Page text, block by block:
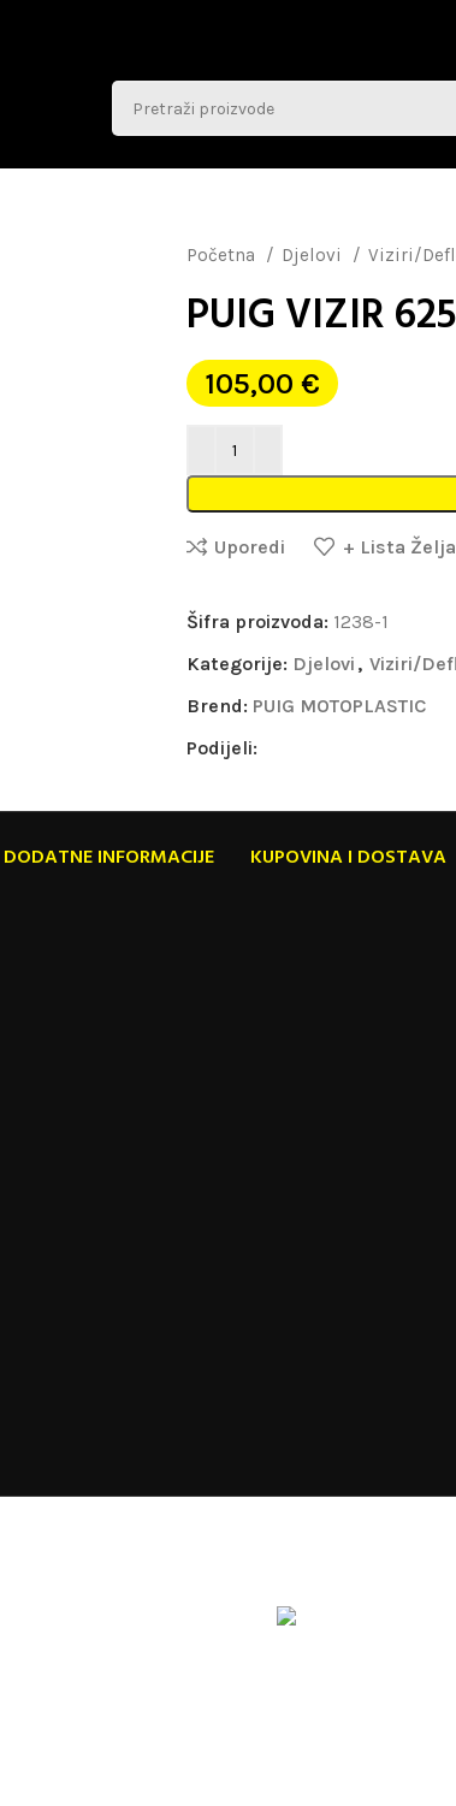
Početna Djelovi Viziri/
PUIG VIZIR
105,00 €
Uporedi + Lista Želja
Šifra proizvoda: 1238-1
Kategorije: Djelovi , Viziri/
Brend: PUIG MOTOPLASTIC
Podijeli:
DODATNE INFORMACIJE KUPOVINA I DOSTAVA